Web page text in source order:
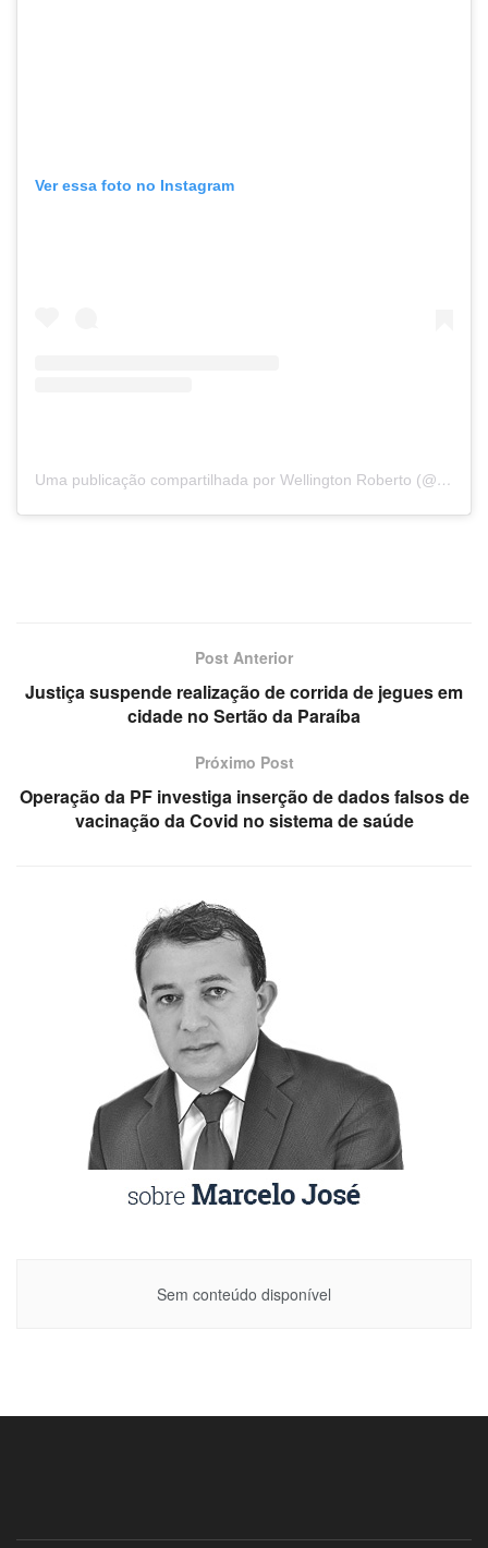
Ver essa foto no Instagram
Uma publicação compartilhada por Wellington Roberto (@wellingtonroberto.pb)
Post Anterior
Justiça suspende realização de corrida de jegues em
cidade no Sertão da Paraíba
Próximo Post
Operação da PF investiga inserção de dados falsos de
vacinação da Covid no sistema de saúde
Sem conteúdo disponível